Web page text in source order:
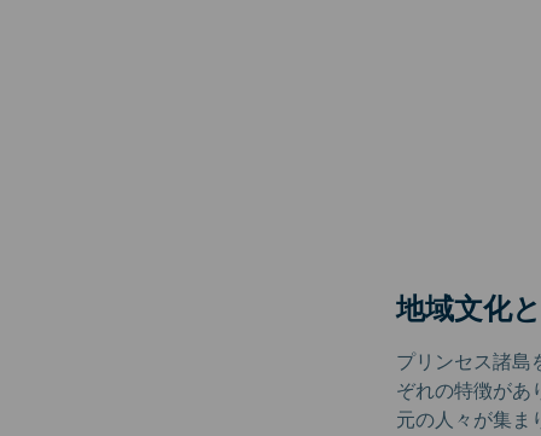
地域文化
プリンセス諸島
ぞれの特徴があ
元の人々が集ま